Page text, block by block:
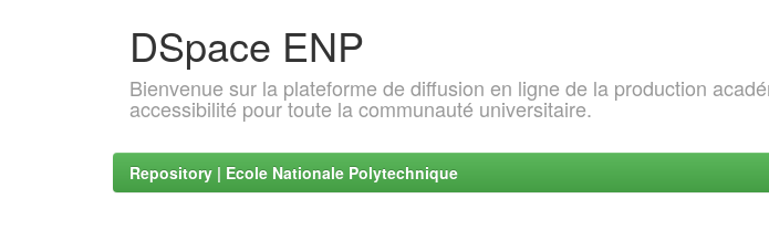
DSpace ENP
Bienvenue sur la plateforme de diffusion en ligne de la production
accessibilité pour toute la communauté universitaire.
Repository | Ecole Nationale Polytechnique